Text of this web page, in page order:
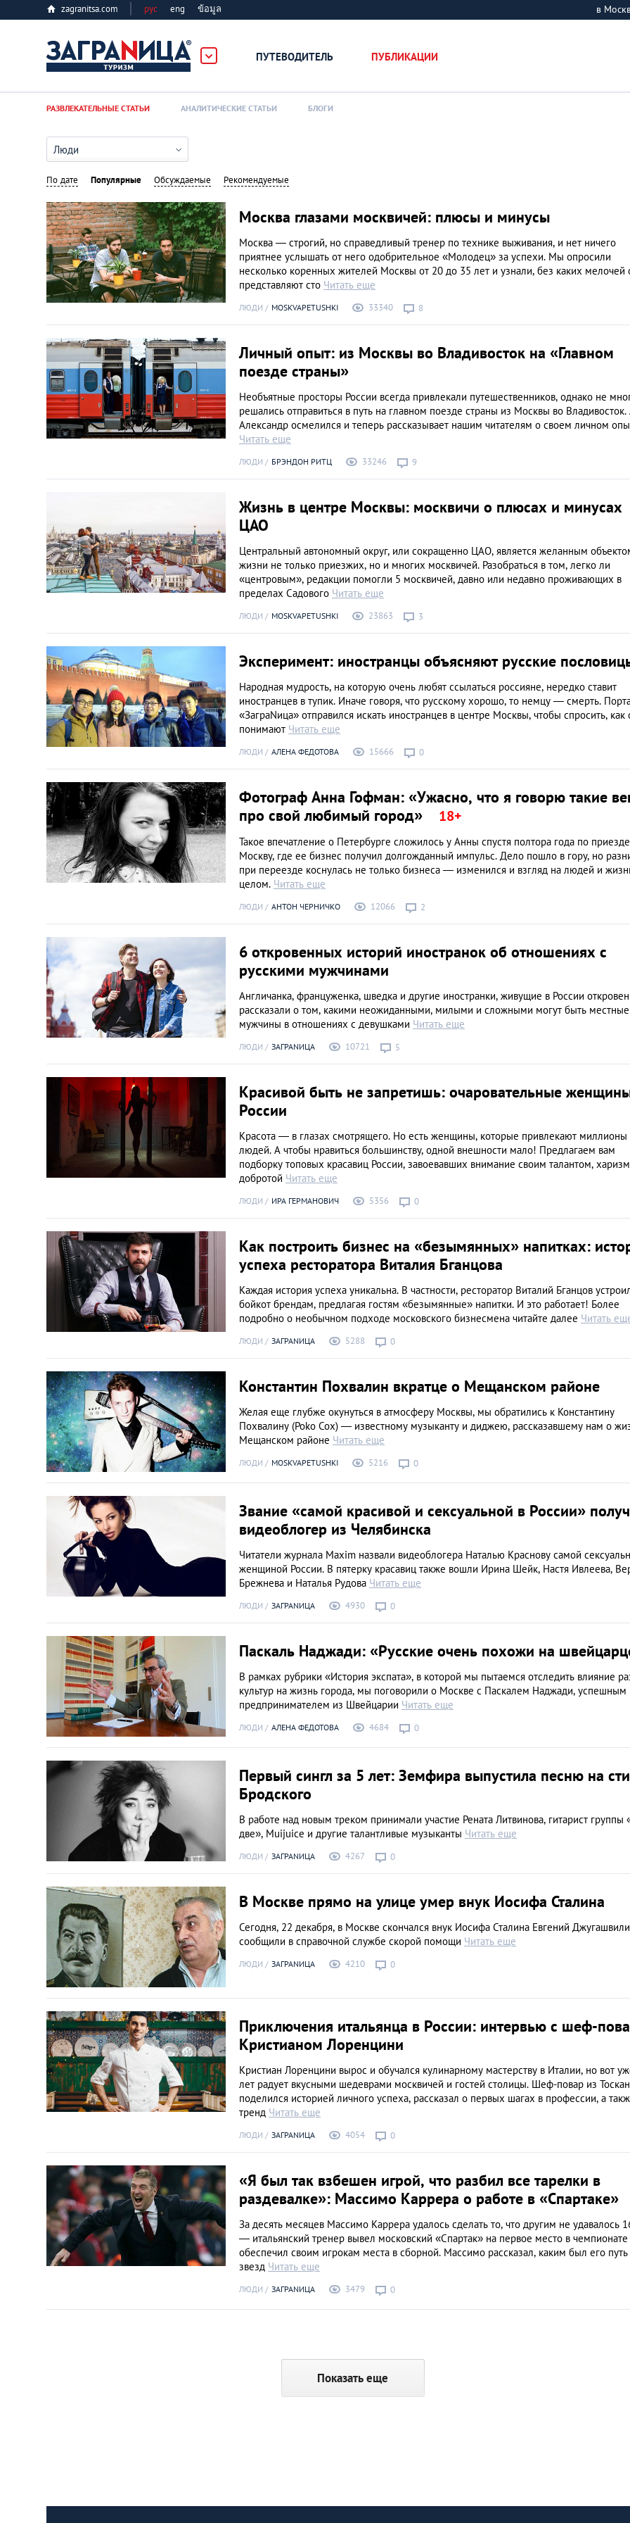
zagranitsa.com рус eng ข้อมูล в
ПУТЕВОДИТЕЛЬ ПУБЛИКАЦИИ
Алматы
Астана
Афины
Киев
Лондон
Лос-Анджелес
Москва
Париж
Пхукет
Санкт-Петербург
РАЗВЛЕКАТЕЛЬНЫЕ СТАТЬИ АНАЛИТИЧЕСКИЕ СТАТЬИ БЛОГИ
Люди
По дате Популярные Обсуждаемые Рекомендуемые
Москва глазами москвичей: плюсы и минусы
Москва — строгий, но справедливый тренер по технике выживания, и нет ничего
приятнее услышать от него одобрительное «Молодец» за успехи. Мы опросили
несколько коренных жителей Москвы от 20 до 35 лет и узнали, без каких мелочей
представляют сто Читать еще
ЛЮДИ MOSKVAPETUSHKI 33340 8
Личный опыт: из Москвы во Владивосток на «Главном
поезде страны»
Необъятные просторы России всегда привлекали путешественников, однако не
решались отправиться в путь на главном поезде страны из Москвы во Владивосток.
Александр осмелился и теперь рассказывает нашим читателям о своем личном
Читать еще
ЛЮДИ БРЭНДОН РИТЦ 33246 9
Жизнь в центре Москвы: москвичи о плюсах и минусах
ЦАО
Центральный автономный округ, или сокращенно ЦАО, является желанным
жизни не только приезжих, но и многих москвичей. Разобраться в том, легко ли
«центровым», редакции помогли 5 москвичей, давно или недавно проживающих в
пределах Садового Читать еще
ЛЮДИ MOSKVAPETUSHKI 23863 3
Эксперимент: иностранцы объясняют русские
Народная мудрость, на которую очень любят ссылаться россияне, нередко ставит
иностранцев в тупик. Иначе говоря, что русскому хорошо, то немцу — смерть.
«ЗаграNица» отправился искать иностранцев в центре Москвы, чтобы спросить, как
понимают Читать еще
ЛЮДИ АЛЕНА ФЕДОТОВА 15666 0
Фотограф Анна Гофман: «Ужасно, что я говорю такие
про свой любимый город»
Такое впечатление о Петербурге сложилось у Анны спустя полтора года по
Москву, где ее бизнес получил долгожданный импульс. Дело пошло в гору, но
при переезде коснулась не только бизнеса — изменился и взгляд на людей и
целом. Читать еще
ЛЮДИ АНТОН ЧЕРНИЧКО 12066 2
6 откровенных историй иностранок об отношениях с
русскими мужчинами
Англичанка, француженка, шведка и другие иностранки, живущие в России
рассказали о том, какими неожиданными, милыми и сложными могут быть местные
мужчины в отношениях с девушками Читать еще
ЛЮДИ ЗАГРАNИЦА 10721 5
Красивой быть не запретишь: очаровательные
России
Красота — в глазах смотрящего. Но есть женщины, которые привлекают миллионы
людей. А чтобы нравиться большинству, одной внешности мало! Предлагаем вам
подборку топовых красавиц России, завоевавших внимание своим талантом,
добротой Читать еще
ЛЮДИ ИРА ГЕРМАНОВИЧ 5356 0
Как построить бизнес на «безымянных» напитках:
успеха ресторатора Виталия Бганцова
Каждая история успеха уникальна. В частности, ресторатор Виталий Бганцов
бойкот брендам, предлагая гостям «безымянные» напитки. И это работает! Более
подробно о необычном подходе московского бизнесмена читайте далее Читать
ЛЮДИ ЗАГРАNИЦА 5288 0
Константин Похвалин вкратце о Мещанском районе
Желая еще глубже окунуться в атмосферу Москвы, мы обратились к Константину
Похвалину (Poko Cox) — известному музыканту и диджею, рассказавшему нам о
Мещанском районе Читать еще
ЛЮДИ MOSKVAPETUSHKI 5216 0
Звание «самой красивой и сексуальной в России»
видеоблогер из Челябинска
Читатели журнала Maxim назвали видеоблогера Наталью Краснову самой
женщиной России. В пятерку красавиц также вошли Ирина Шейк, Настя Ивлеева,
Брежнева и Наталья Рудова Читать еще
ЛЮДИ ЗАГРАNИЦА 4930 0
Паскаль Наджади: «Русские очень похожи на
В рамках рубрики «История экспата», в которой мы пытаемся отследить влияние
культур на жизнь города, мы поговорили о Москве с Паскалем Наджади, успешным
предпринимателем из Швейцарии Читать еще
ЛЮДИ АЛЕНА ФЕДОТОВА 4684 0
Первый сингл за 5 лет: Земфира выпустила песню на
Бродского
В работе над новым треком принимали участие Рената Литвинова, гитарист группы
две», Muijuice и другие талантливые музыканты Читать еще
ЛЮДИ ЗАГРАNИЦА 4267 0
В Москве прямо на улице умер внук Иосифа Сталина
Сегодня, 22 декабря, в Москве скончался внук Иосифа Сталина Евгений
сообщили в справочной службе скорой помощи Читать еще
ЛЮДИ ЗАГРАNИЦА 4210 0
Приключения итальянца в России: интервью с шеф-
Кристианом Лоренцини
Кристиан Лоренцини вырос и обучался кулинарному мастерству в Италии, но вот
лет радует вкусными шедеврами москвичей и гостей столицы. Шеф-повар из
поделился историей личного успеха, рассказал о первых шагах в профессии, а
тренд Читать еще
ЛЮДИ ЗАГРАNИЦА 4054 0
«Я был так взбешен игрой, что разбил все тарелки в
раздевалке»: Массимо Каррера о работе в «Спартаке»
За десять месяцев Массимо Каррера удалось сделать то, что другим не удавалось
— итальянский тренер вывел московский «Спартак» на первое место в чемпионате
обеспечил своим игрокам места в сборной. Массимо рассказал, каким был его путь
звезд Читать еще
ЛЮДИ ЗАГРАNИЦА 3479 0
Показать еще
Москва глазами
ЛЮДИ